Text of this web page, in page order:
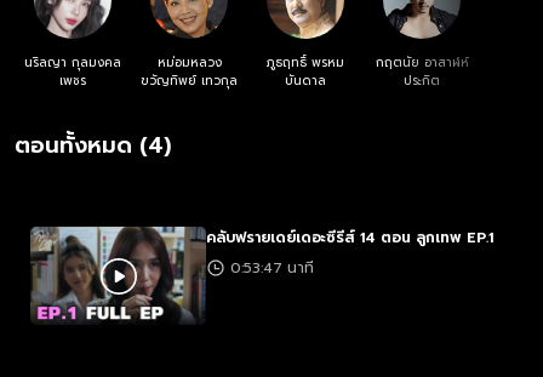
นริลญา กุลมงคล
เพชร
หม่อมหลวง
ขวัญทิพย์ เทวกุล
ภูธฤทธิ์ พรหม
บันดาล
กฤตนัย อาสาฬห์
ประกิต
ตอนทั้งหมด (4)
คลับฟรายเดย์เดอะซีรีส์ 14 ตอน ลูกเทพ EP.1
0:53:47 นาที